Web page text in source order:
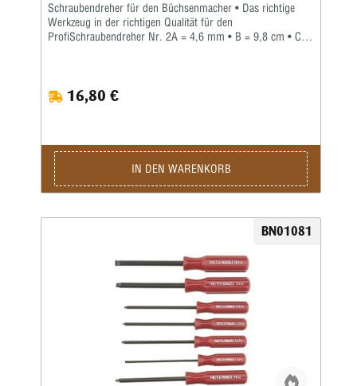
Schraubendreher für den Büchsenmacher • Das richtige
Werkzeug in der richtigen Qualität für den
ProfiSchraubendreher Nr. 2A = 4,6 mm • B = 9,8 cm • C =
man nicht nur Zeit und Mühe spart, wenn man den
richtigen Schraubendreher für jede Arbeit einsetzt, sondern
eine Palette spezieller Schraubendreher an, diespeziell für
die besonderen Schrauben entwickelt wurden, die der
Büchsenmacher häufig antrifft. Gleichzeitig sind diese
Qualitätsschraubendreher mit Hohlschliff auch vielseitig
Forster-Schraubendreher sind aus gehärtetem Stahl der
Meistbenutzten von Ihnen sind daneben auch zu einem
praktischen Set zusammengefasst worden.
16,80 €
IN DEN WARENKORB
BN01081